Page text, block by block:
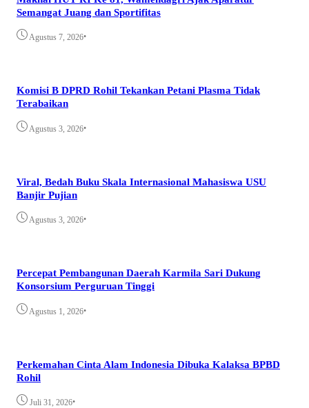
Semangat Juang dan Sportifitas
Agustus 7, 2026•
Komisi B DPRD Rohil Tekankan Petani Plasma Tidak
Terabaikan
Agustus 3, 2026•
Viral, Bedah Buku Skala Internasional Mahasiswa USU
Banjir Pujian
Agustus 3, 2026•
Percepat Pembangunan Daerah Karmila Sari Dukung
Konsorsium Perguruan Tinggi
Agustus 1, 2026•
Perkemahan Cinta Alam Indonesia Dibuka Kalaksa BPBD
Rohil
Juli 31, 2026•